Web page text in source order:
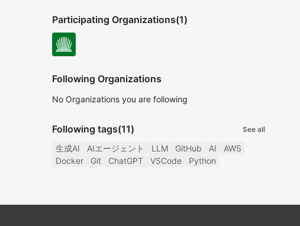
Participating Organizations(1)
Following Organizations
No Organizations you are following
Following tags(11) See all
生成AI AIエージェント LLM GitHub AI
AWS
Docker
Git ChatGPT VSCode Python